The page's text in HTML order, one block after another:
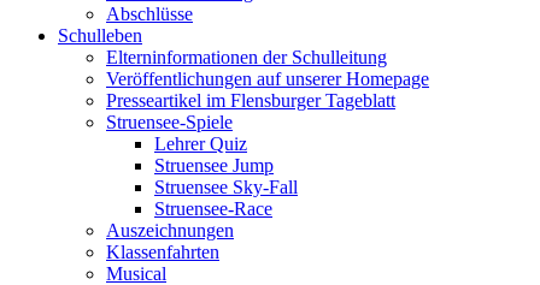
Abschlüsse
Schulleben
Elterninformationen der Schulleitung
Veröffentlichungen auf unserer Homepage
Presseartikel im Flensburger Tageblatt
Struensee-Spiele
Lehrer Quiz
Struensee Jump
Struensee Sky-Fall
Struensee-Race
Auszeichnungen
Klassenfahrten
Musical